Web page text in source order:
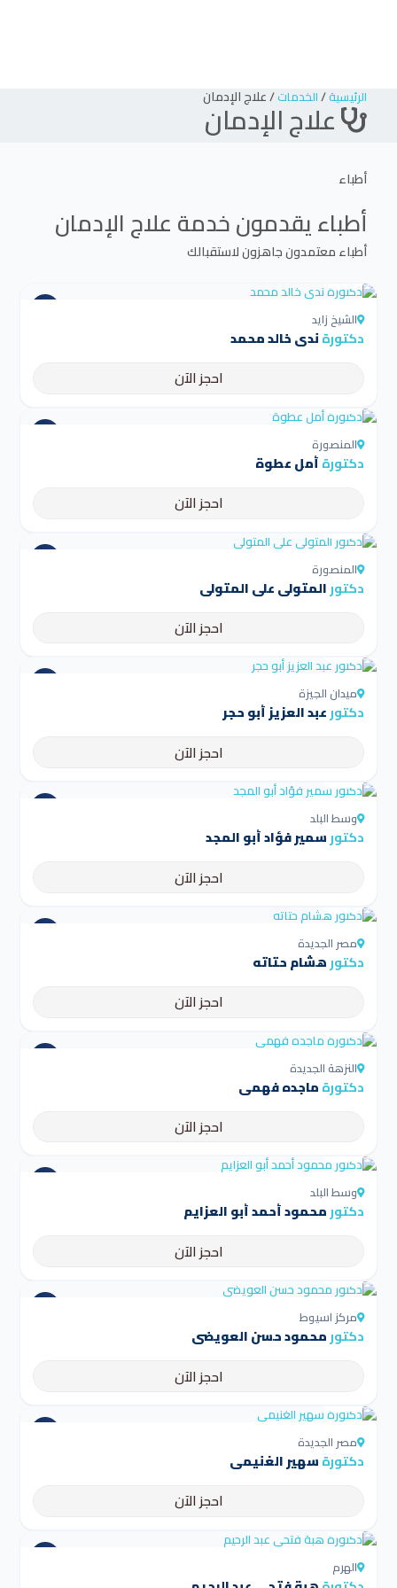
الرئيسية/الخدمات/علاج الإدمان
علاج الإدمان
أطباء
أطباء يقدمون خدمةعلاج الإدمان
أطباء معتمدون جاهزون لاستقبالك
الشيخ زايد
دكتورةندى خالد محمد
احجز الآن
المنصورة
دكتورةأمل عطوة
احجز الآن
المنصورة
دكتورالمتولي علي المتولي
احجز الآن
ميدان الجيزة
دكتورعبد العزيز أبو حجر
احجز الآن
وسط البلد
دكتورسمير فؤاد أبو المجد
احجز الآن
مصر الجديدة
دكتورهشام حتاته
احجز الآن
النزهة الجديدة
دكتورةماجده فهمى
احجز الآن
وسط البلد
دكتورمحمود أحمد أبو العزايم
احجز الآن
مركز اسيوط
دكتورمحمود حسن العويضي
احجز الآن
مصر الجديدة
دكتورةسهير الغنيمي
احجز الآن
الهرم